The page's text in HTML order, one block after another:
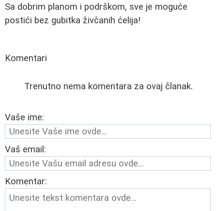
Sa dobrim planom i podrškom, sve je moguće
postići bez gubitka živčanih ćelija!
Komentari
Trenutno nema komentara za ovaj članak.
Vaše ime:
Vaš email:
Komentar: